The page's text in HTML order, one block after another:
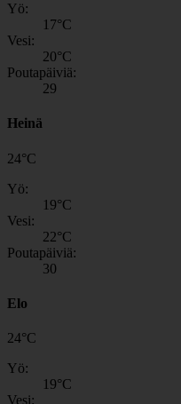
Yö:
17°C
Vesi:
20°C
Poutapäiviä:
29
Heinä
24°C
Yö:
19°C
Vesi:
22°C
Poutapäiviä:
30
Elo
24°C
Yö:
19°C
Vesi: